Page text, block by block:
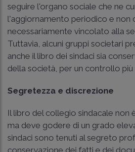
seguire l'organo sociale che ne
l'aggiornamento periodico e non
necessariamente vincolato alla
Tuttavia, alcuni gruppi societari
anche il libro dei sindaci sia
della società, per un controllo
Segretezza e discrezione
Il libro del collegio sindacale non
ma deve godere di un grado
sindaci sono tenuti al segreto
conservazione dei fatti e dei